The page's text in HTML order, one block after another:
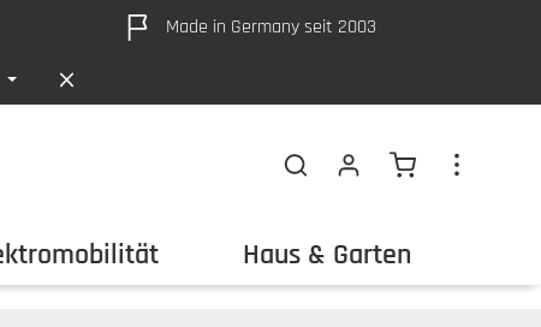
Made in Germany seit 2003
Warenkorb
Haus & Garten